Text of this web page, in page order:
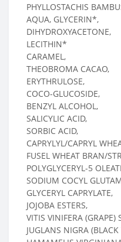
PHYLLOSTACHIS
AQUA, GLYCERIN*,
DIHYDROXYACETONE,
LECITHIN*
CARAMEL,
THEOBROMA CACAO,
ERYTHRULOSE,
COCO-GLUCOSIDE,
BENZYL ALCOHOL,
SALICYLIC ACID,
SORBIC ACID,
CAPRYLYL/CAPRYL
FUSEL WHEAT BRAN/
POLYGLYCERYL-5
SODIUM COCYL
GLYCERYL CAPRYLATE,
JOJOBA ESTERS,
VITIS VINIFERA (GRAPE)
JUGLANS NIGRA